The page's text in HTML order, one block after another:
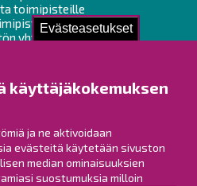
Evästeasetukset
käyttäjäkokemuksen
ja ne aktivoidaan
evästeitä käytetään sivuston
median ominaisuuksien
suostumuksia milloin
toimipisteille
yhteystiedot